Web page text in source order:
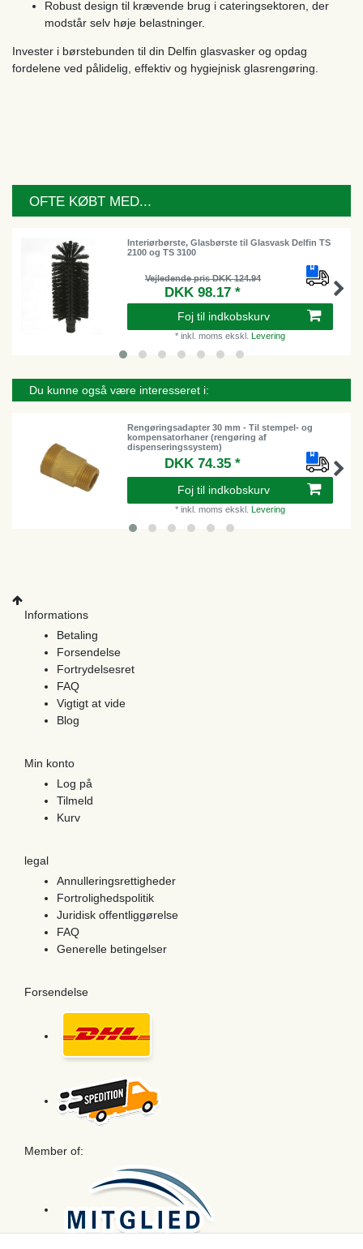
Robust design til krævende brug i cateringsektoren, der
modstår selv høje belastninger.
Invester i børstebunden til din Delfin glasvasker og opdag
fordelene ved pålidelig, effektiv og hygiejnisk glasrengøring.
OFTE KØBT MED...
Interiørbørste, Glasbørste til Glasvask Delfin TS
2100 og TS 3100
Vejledende pris DKK 124.94
DKK 98.17 *
Foj til indkobskurv
* inkl. moms ekskl. Levering
Du kunne også være interesseret i:
Rengøringsadapter 30 mm - Til stempel- og
kompensatorhaner (rengøring af
dispenseringssystem)
DKK 74.35 *
Foj til indkobskurv
* inkl. moms ekskl. Levering
Informations
Betaling
Forsendelse
Fortrydelsesret
FAQ
Vigtigt at vide
Blog
Min konto
Log på
Tilmeld
Kurv
legal
Annulleringsrettigheder
Fortrolighedspolitik
Juridisk offentliggørelse
FAQ
Generelle betingelser
Forsendelse
Member of: